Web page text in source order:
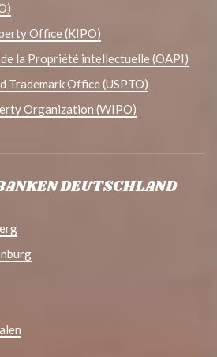
Office (KIPO)
la Propriété intellectuelle (OAPI)
Trademark Office (USPTO)
Organization (WIPO)
DEUTSCHLAND